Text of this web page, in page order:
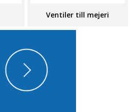
Ventiler till mejeri